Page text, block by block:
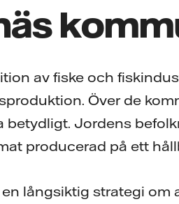
av fiske och
Över de
Jordens
pro­ducerad på ett
långsiktig strategi om